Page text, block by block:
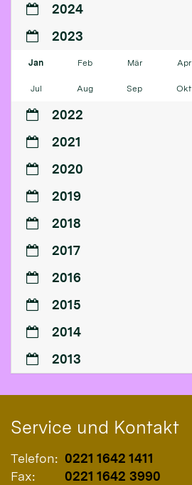
2024
2023
Jan Feb Mär Apr
Jul Aug Sep Okt
2022
2021
2020
2019
2018
2017
2016
2015
2014
2013
Service und Kontakt
Telefon: 0221 1642 1411
Fax:
0221 1642 3990